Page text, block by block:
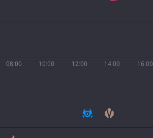
08:00 10:00 12:00 14:00 16:00